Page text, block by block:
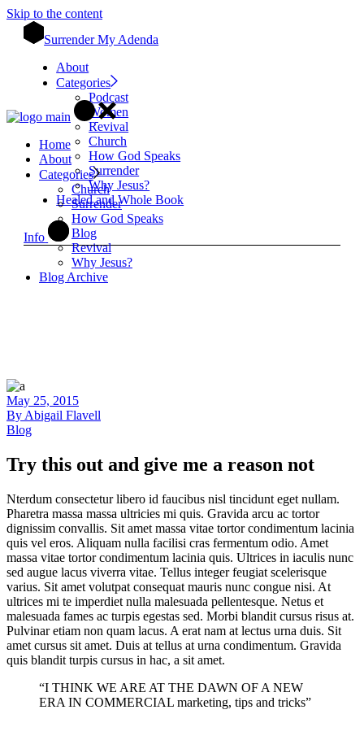
Skip to the content
Surrender My Adenda
About
Categories
Podcast
Women
Revival
Church
How God Speaks
Surrender
Why Jesus?
Healed and Whole Book
Info
Home
About
Categories
Church
Surrender
How God Speaks
Blog
Revival
Why Jesus?
Blog Archive
May 25, 2015
By Abigail Flavell
Blog
Try this out and give me a reason not
Nterdum consectetur libero id faucibus nisl tincidunt eget nullam.
Pharetra massa massa ultricies mi quis. Gravida arcu ac tortor
dignissim convallis. Sit amet massa vitae tortor condimentum lacinia
quis vel eros. Aliquam nulla facilisi cras fermentum odio. Amet
massa vitae tortor condimentum lacinia quis. Ultrices in iaculis nunc
sed augue lacus viverra vitae. Tellus integer feugiat scelerisque
varius. Sit amet volutpat consequat mauris nunc congue nisi. At
ultrices mi te imperdiet nulla malesuada pellentesque. Netus et
malesuada fames ac turpis egestas sed. Morbi blandit cursus risus at.
Pulvinar etiam non quam lacus. A erat nam at lectus urna duis. Sit
amet cursus sit amet. Duis at tellus at urna condimentum. Gravida
quis blandit turpis cursus in hac, a sit amet.
“I THINK WE ARE AT THE DAWN OF A NEW
ERA IN COMMERCIAL marketing, tips and tricks”